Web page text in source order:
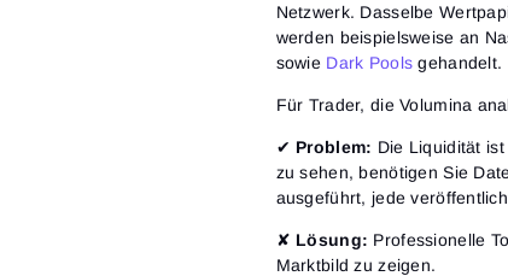
Netzwerk. Dasselbe
werden beispielsweise an
sowie Dark Pools gehandelt.
Für Trader, die Volumina
✔ Problem: Die Liquidität
zu sehen, benötigen Sie
ausgeführt, jede
✘ Lösung: Professionelle
Marktbild zu zeigen.